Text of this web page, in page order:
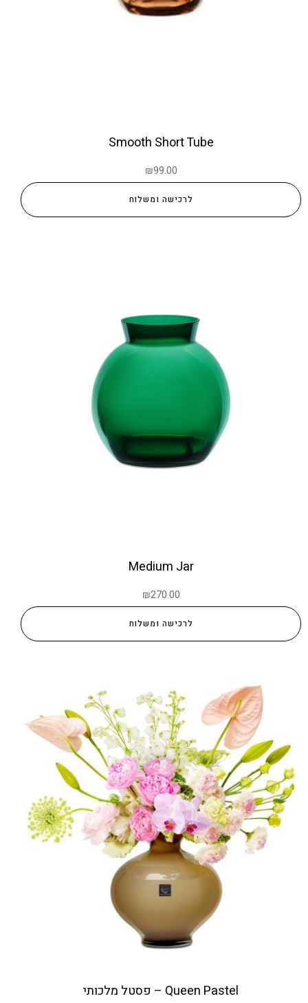
Smooth Short Tube
₪99.00
לרכישה ומשלוח
Medium Jar
₪270.00
לרכישה ומשלוח
Queen Pastel – פסטל מלכותי